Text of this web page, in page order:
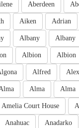
Aberdeen
Adrian
Aiken
Albany
Albany
Albion
Albion
Alfred
Alma
Alma
Amelia Court House
Anadarko
Anahuac